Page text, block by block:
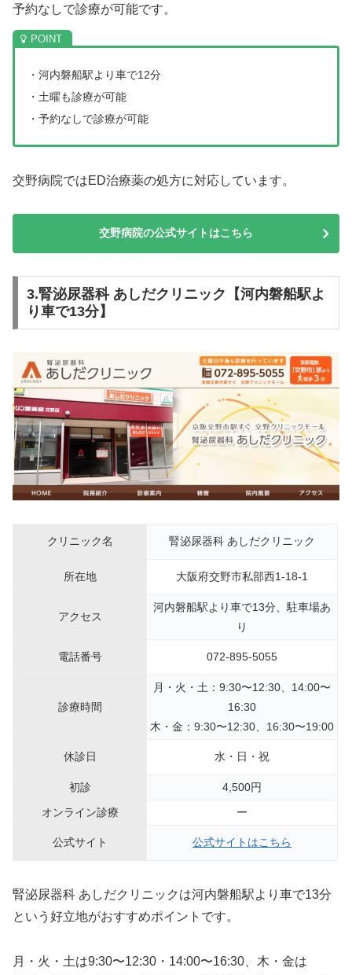
予約なしで診療が可能です。
・河内磐船駅より車で12分
・土曜も診療が可能
・予約なしで診療が可能
交野病院ではED治療薬の処方に対応しています。
交野病院の公式サイトはこちら
3.腎泌尿器科 あしだクリニック【河内磐船駅よ
り車で13分】
クリニック名 腎泌尿器科 あしだクリニック
所在地 大阪府交野市私部西1-18-1
アクセス
河内磐船駅より車で13分、駐車場あ
り
電話番号 072-895-5055
診療時間
月・火・土：9:30〜12:30、14:00〜
16:30
木・金：9:30〜12:30、16:30〜19:00
休診日 水・日・祝
初診
4,500円
オンライン診療
ー
公式サイト 公式サイトはこちら
腎泌尿器科 あしだクリニックは河内磐船駅より車で13分
という好立地がおすすめポイントです。
月・火・土は9:30〜12:30・14:00〜16:30、木・金は